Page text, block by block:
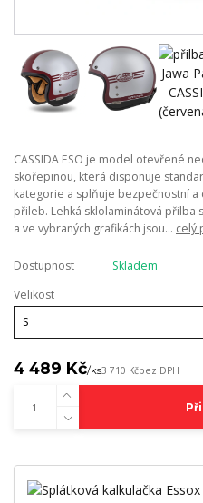
CASSIDA ESO je model otevřené
skořepinou, která disponuje
kategorie a splňuje bezpečnostní a
přileb. Lehká sklolaminátová přilba
a ve vybraných grafikách jsou... celý
Dostupnost
Skladem
Velikost
4 489 Kč/ks3 710 Kčbez DPH